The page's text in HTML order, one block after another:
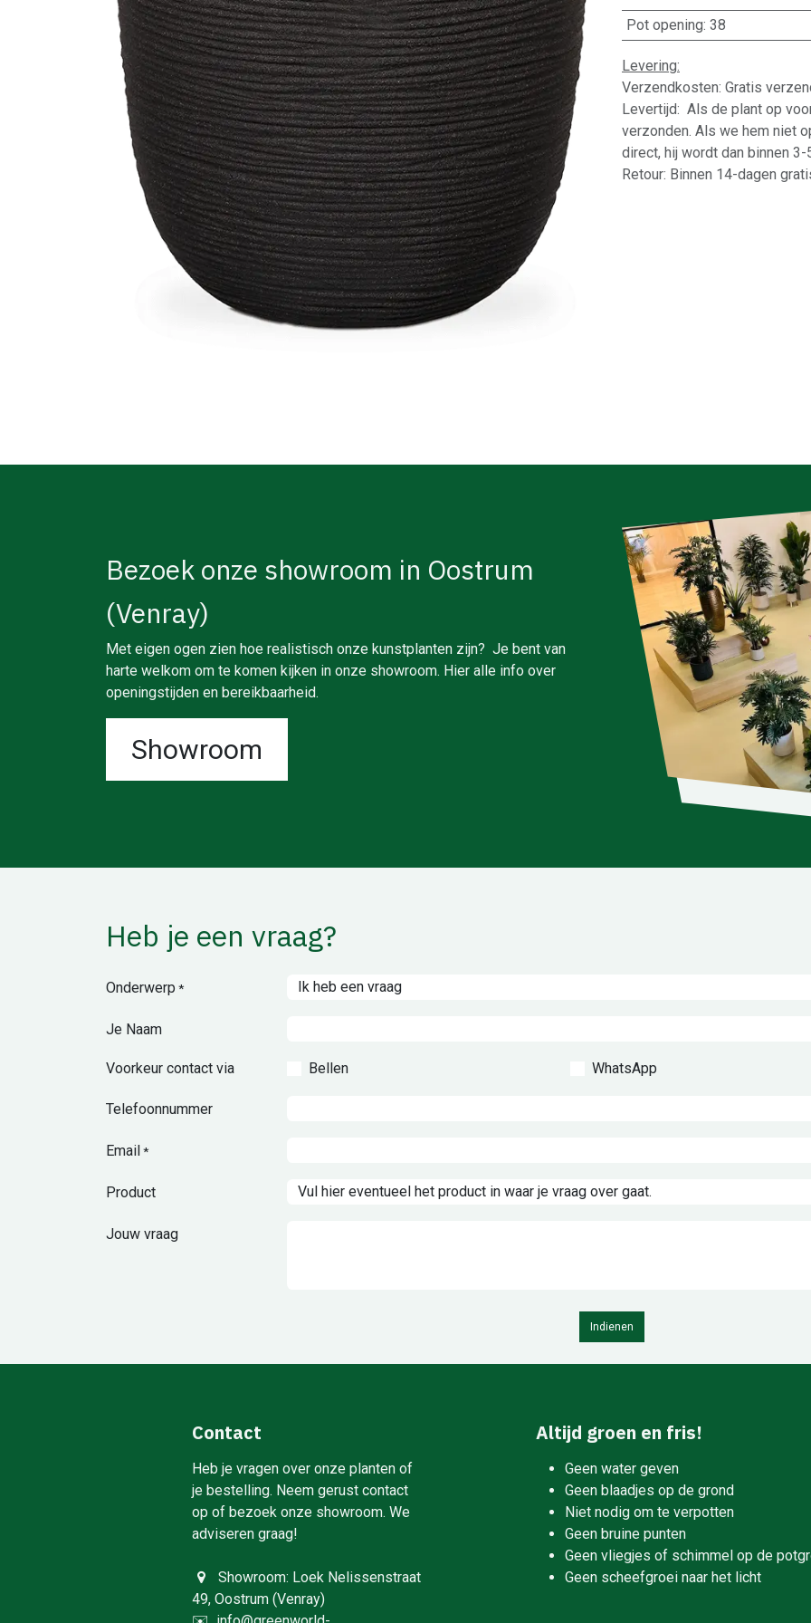
Pot opening: 38
Levering:
Verzendkosten: Gratis
Levertijd: Als de plant op
verzonden. Als we hem niet
direct, hij wordt dan binnen
Retour: Binnen 14-dagen
Bezoek onze showroom in Oostrum
(Venray)
Met eigen ogen zien hoe realistisch onze kunstplanten zijn? Je bent van
harte welkom om te komen kijken in onze showroom. Hier alle info over
openingstijden en bereikbaarheid.
Showroom
Heb je een vraag?
Onderwerp *
Je Naam
Voorkeur contact via Bellen WhatsApp
Telefoonnummer
Email*
Product
Jouw vraag
Indienen
Contact
Heb je vragen over onze planten of
je bestelling. Neem gerust contact
op of bezoek onze showroom. We
adviseren graag!
Showroom: Loek Nelissenstraat
49, Oostrum (Venray)
Altijd groen en fris!
Geen water geven
Geen blaadjes op de grond
Niet nodig om te verpotten
Geen bruine punten
Geen vliegjes of schimmel op de
Geen scheefgroei naar het licht